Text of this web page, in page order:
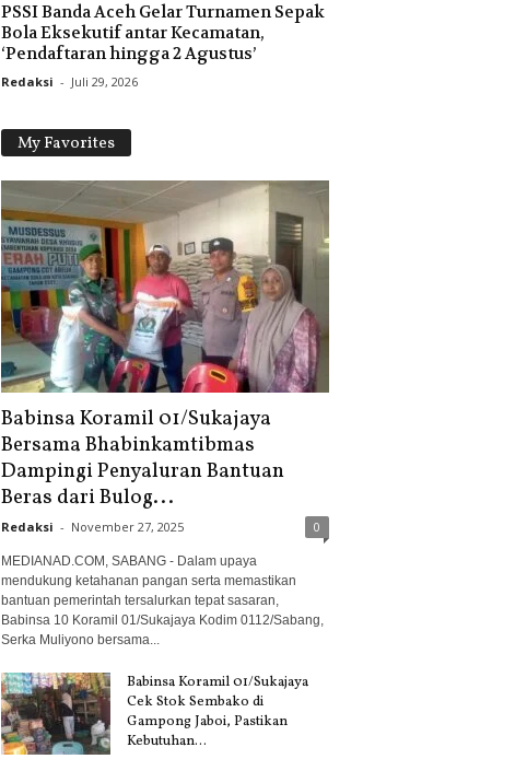
PSSI Banda Aceh Gelar Turnamen Sepak
Bola Eksekutif antar Kecamatan,
‘Pendaftaran hingga 2 Agustus’
Redaksi - Juli 29, 2026
My Favorites
Babinsa Koramil 01/Sukajaya
Bersama Bhabinkamtibmas
Dampingi Penyaluran Bantuan
Beras dari Bulog...
Redaksi - November 27, 2025 0
MEDIANAD.COM, SABANG - Dalam upaya
mendukung ketahanan pangan serta memastikan
bantuan pemerintah tersalurkan tepat sasaran,
Babinsa 10 Koramil 01/Sukajaya Kodim 0112/Sabang,
Serka Muliyono bersama...
Babinsa Koramil 01/Sukajaya
Cek Stok Sembako di
Gampong Jaboi, Pastikan
Kebutuhan...